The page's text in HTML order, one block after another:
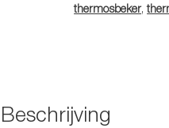
thermosbeker,
Beschrijving